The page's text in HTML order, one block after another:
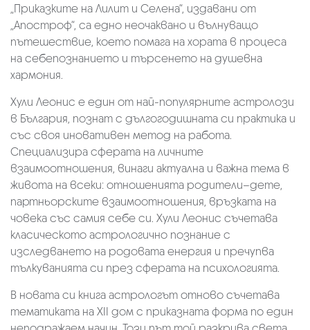
„Приказките на Лилит и Селена“, издавани от
„Апостроф“, са едно неочаквано и вълнуващо
пътешествие, което помага на хората в процеса
на себепознанието и търсенето на душевна
хармония.
Хули Леонис e един от най-популярните астролози
в България, познат с дългогодишната си практика и
със своя иновативен метод на работа.
Специализира сферата на личните
взаимоотношения, винаги актуална и важна тема в
живота на всеки: отношенията родители–дете,
партньорските взаимоотношения, връзката на
човека със самия себе си. Хули Леонис съчетава
класическото астрологично познание с
изследването на родовата енергия и пречупва
тълкуванията си през сферата на психологията.
В новата си книга астрологът отново съчетава
тематиката на XII дом с приказната форма по един